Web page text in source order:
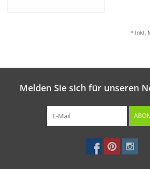
Kultur:
Das Saatgut gleichmäßig verteilen und 2-
* Inkl.
Melden Sie sich für unseren